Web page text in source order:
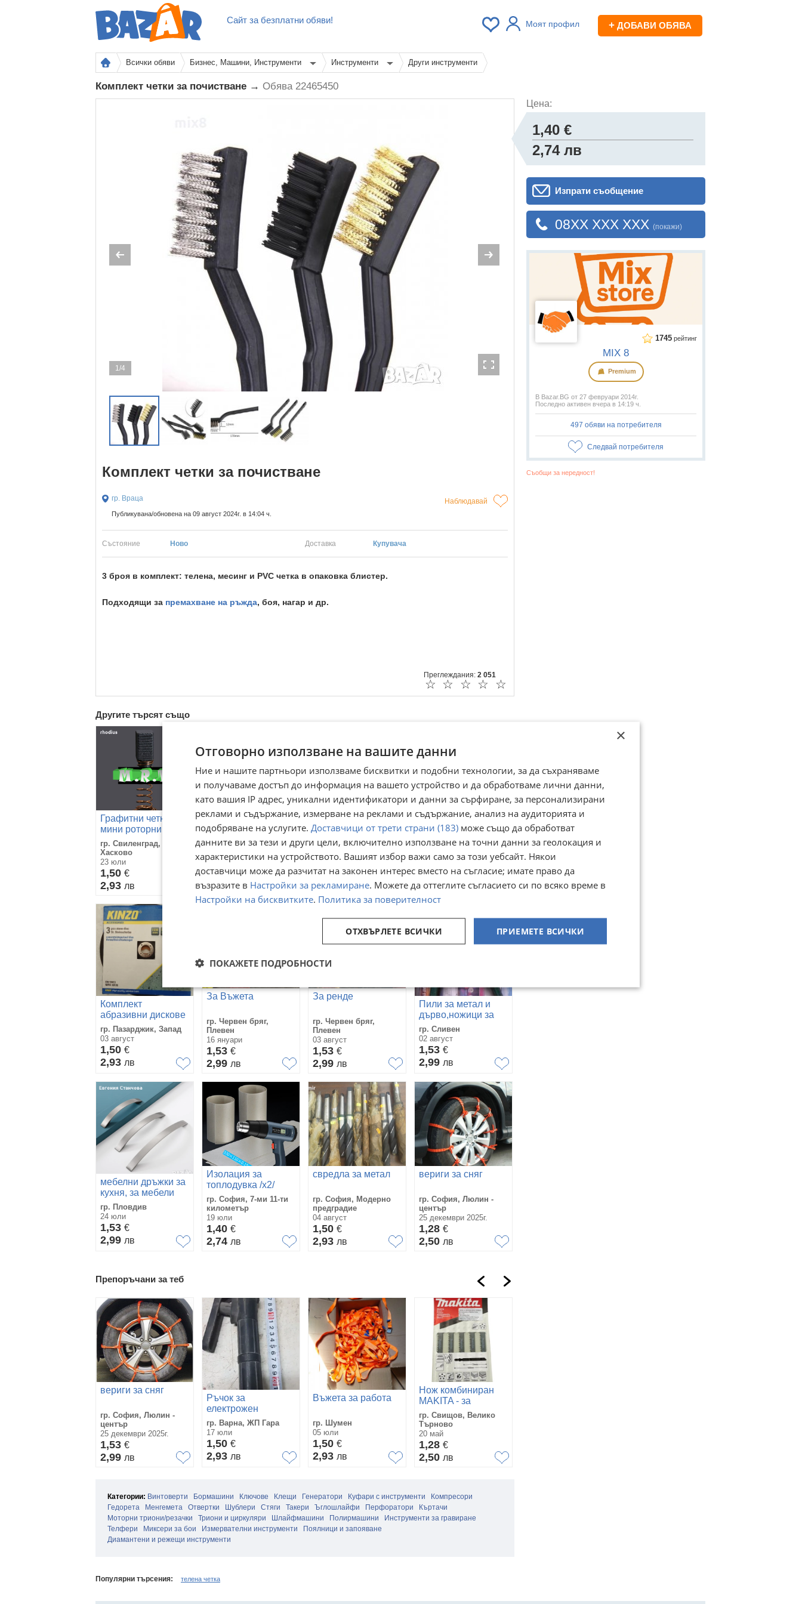
Сайт за безплатни обяви! Моят профил + ДОБАВИ ОБЯВА
Всички обяви Бизнес, Машини, Инструменти Инструменти Други инструменти
Комплект четки за почистване → Обява 22465450
1/4
Комплект четки за почистване
гр. Враца Наблюдавай
Публикувана/обновена на 09 август 2024г. в 14:04 ч.
Състояние Ново Доставка Купувача
3 броя в комплект: телена, месинг и PVC четка в опаковка блистер.
Подходящи за премахване на ръжда, боя, нагар и др.
Преглеждания: 2 051
☆
☆
☆
☆
☆
Другите търсят също
Графитни четки за
мини роторни
инструменти
гр. Свиленград,
Хасково
23 юли
1,50 €
2,93 лв
Малка телена четка
за почистване на
дюзи на 3D принтер
22 юни
1,50€
2,93лв
ШЛАЙФГРИФЕРИ
МИНИ - Комплект 5
бр. абразиви за
дрелка с различна
форма
гр. Свищов, Велико
Търново
23 септември 2024г.
1,28€
2,50лв
Шестограми/
10бр. Set Hex Key
10 юни
1,28€
2,50лв
Комплект
абразивни дискове
Kinzo – 3 бр., Ø230
мм
гр. Пазарджик, Запад
03 август
1,50 €
2,93 лв
За Въжета
гр. Червен бряг,
Плевен
16 януари
1,53 €
2,99 лв
За ренде
гр. Червен бряг,
Плевен
03 август
1,53 €
2,99 лв
Пили за метал и
дърво,ножици за
ламарина,Чукче за
шлака,чукове,тесли
гр. Сливен
02 август
1,53 €
2,99 лв
мебелни дръжки за
кухня, за мебели
дръжки
неръждаеми
гр. Пловдив
24 юли
1,53 €
2,99 лв
Изолация за
топлодувка /x2/
пистолет за горещ
въздух
гр. София, 7-ми 11-ти
километър
19 юли
1,40 €
2,74 лв
свредла за метал
гр. София, Модерно
предградие
04 август
1,50 €
2,93 лв
вериги за сняг
гр. София, Люлин -
център
25 декември 2025г.
1,28 €
2,50 лв
Препоръчани за теб
вериги за сняг
гр. София, Люлин -
център
25 декември 2025г.
1,53 €
2,99 лв
Ръчок за
електрожен
гр. Варна, ЖП Гара
17 юли
1,50 €
2,93 лв
Въжета за работа
гр. Шумен
05 юли
1,50 €
2,93 лв
Нож комбиниран
MAKITA - за
прободен трион - за
пластмаса, метал,
алуминий, дърво
Цената е за 1 бр
гр. Свищов, Велико
Търново
20 май
1,28 €
2,50 лв
Категории: Винтоверти Бормашини Ключове Клещи Генератори Куфари с инструменти
Компресори
Гедорета
Менгемета Отвертки Шублери Стяги Такери Ъглошлайфи Перфоратори
Къртачи
Моторни триони/резачки
Триони и циркуляри Шлайфмашини Полирмашини
Инструменти за гравиране
Телфери
Миксери за бои Измервателни инструменти
Поялници и запояване
Диамантени и режещи инструменти
Популярни търсения: телена четка
Цена:
1,40 €
2,74 лв
Изпрати съобщение
08XX XXX XXX (покажи)
1745 рейтинг
MIX 8
Premium
В Bazar.BG от 27 февруари 2014г.
Последно активен вчера в 14:19 ч.
497 обяви на потребителя
Следвай потребителя
Съобщи за нередност!
×
Отговорно използване на вашите данни
Ние и нашите партньори използваме бисквитки и подобни технологии, за да съхраняваме
и получаваме достъп до информация на вашето устройство и да обработваме лични данни,
като вашия IP адрес, уникални идентификатори и данни за сърфиране, за персонализирани
реклами и съдържание, измерване на реклами и съдържание, анализ на аудиторията и
подобряване на услугите. Доставчици от трети страни (183) може също да обработват
данните ви за тези и други цели, включително използване на точни данни за геолокация и
характеристики на устройството. Вашият избор важи само за този уебсайт. Някои
доставчици може да разчитат на законен интерес вместо на съгласие; имате право да
възразите в Настройки за рекламиране. Можете да оттеглите съгласието си по всяко време в
Настройки на бисквитките. Политика за поверителност
ПРИЕМЕТЕ ВСИЧКИ
ОТХВЪРЛЕТЕ ВСИЧКИ
ПОКАЖЕТЕ ПОДРОБНОСТИ